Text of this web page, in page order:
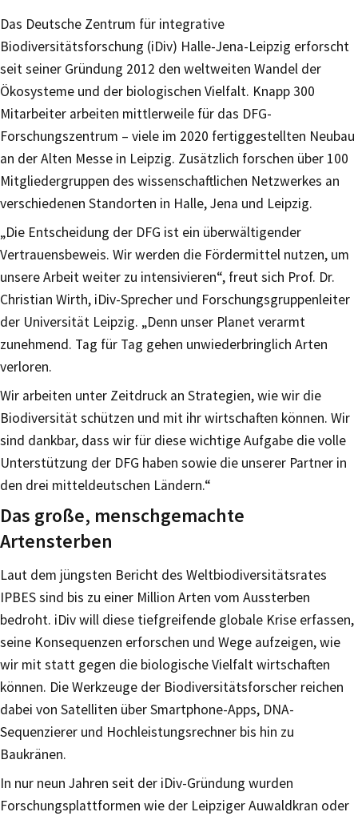
Das Deutsche Zentrum für integrative
Biodiversitätsforschung (iDiv) Halle-Jena-Leipzig erforscht
seit seiner Gründung 2012 den weltweiten Wandel der
Ökosysteme und der biologischen Vielfalt. Knapp 300
Mitarbeiter arbeiten mittlerweile für das DFG-
Forschungszentrum – viele im 2020 fertiggestellten Neubau
an der Alten Messe in Leipzig. Zusätzlich forschen über 100
Mitgliedergruppen des wissenschaftlichen Netzwerkes an
verschiedenen Standorten in Halle, Jena und Leipzig.
„Die Entscheidung der DFG ist ein überwältigender
Vertrauensbeweis. Wir werden die Fördermittel nutzen, um
unsere Arbeit weiter zu intensivieren“, freut sich Prof. Dr.
Christian Wirth, iDiv-Sprecher und Forschungsgruppenleiter
der Universität Leipzig. „Denn unser Planet verarmt
zunehmend. Tag für Tag gehen unwiederbringlich Arten
verloren.
Wir arbeiten unter Zeitdruck an Strategien, wie wir die
Biodiversität schützen und mit ihr wirtschaften können. Wir
sind dankbar, dass wir für diese wichtige Aufgabe die volle
Unterstützung der DFG haben sowie die unserer Partner in
den drei mitteldeutschen Ländern.“
Das große, menschgemachte
Artensterben
Laut dem jüngsten Bericht des Weltbiodiversitätsrates
IPBES sind bis zu einer Million Arten vom Aussterben
bedroht. iDiv will diese tiefgreifende globale Krise erfassen,
seine Konsequenzen erforschen und Wege aufzeigen, wie
wir mit statt gegen die biologische Vielfalt wirtschaften
können. Die Werkzeuge der Biodiversitätsforscher reichen
dabei von Satelliten über Smartphone-Apps, DNA-
Sequenzierer und Hochleistungsrechner bis hin zu
Baukränen.
In nur neun Jahren seit der iDiv-Gründung wurden
Forschungsplattformen wie der Leipziger Auwaldkran oder